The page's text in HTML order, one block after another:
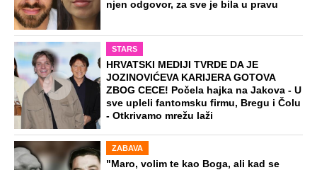
njen odgovor, za sve je bila u pravu
STARS
HRVATSKI MEDIJI TVRDE DA JE
JOZINOVIĆEVA KARIJERA GOTOVA
ZBOG CECE! Počela hajka na Jakova - U
sve upleli fantomsku firmu, Bregu i Čolu
- Otkrivamo mrežu laži
ZABAVA
"Maro, volim te kao Boga, ali kad se